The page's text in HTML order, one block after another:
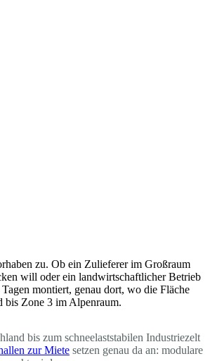
zu. Ob ein Zulieferer im Großraum
will oder ein landwirtschaftlicher Betrieb
montiert, genau dort, wo die Fläche
bis Zone 3 im Alpenraum.
bis zum schneelaststabilen Industriezelt
zur Miete setzen genau da an: modulare